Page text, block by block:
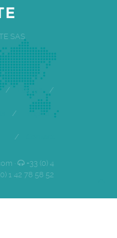
SAS
/ Equipe /
/ Emploi
/
·
+33 (0) 4
1 42 78 58 52